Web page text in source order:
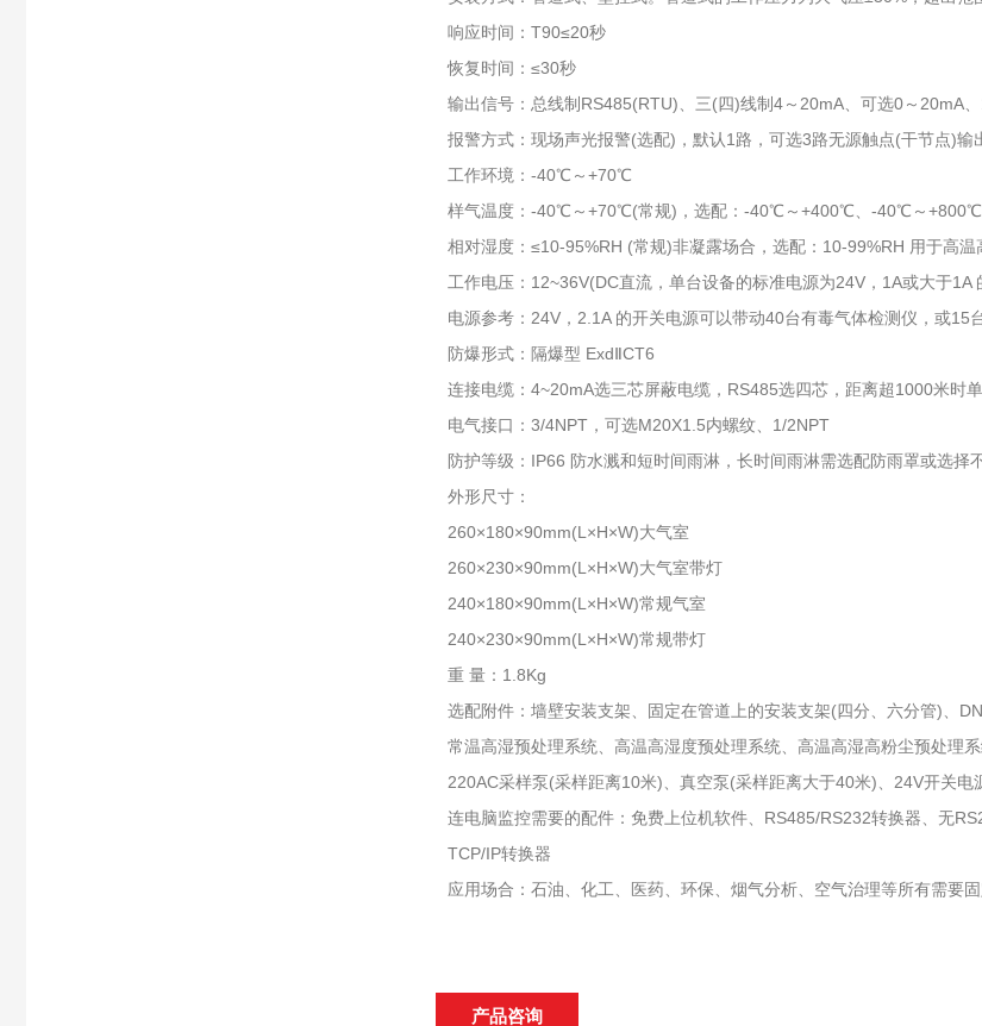
响应时间：T90≤20秒
恢复时间：≤30秒
输出信号：总线制RS485(RTU)、三(四)线制4～20mA、可选0～20mA
报警方式：现场声光报警(选配)，默认1路，可选3路无源触点(干节点)输
工作环境：-40℃～+70℃
样气温度：-40℃～+70℃(常规)，选配：-40℃～+400℃、-40℃～
相对湿度：≤10-95%RH (常规)非凝露场合，选配：10-99%RH 用于高
工作电压：12~36V(DC直流，单台设备的标准电源为24V，1A或大于1A
电源参考：24V，2.1A 的开关电源可以带动40台有毒气体检测仪，或15
防爆形式：隔爆型 ExdⅡCT6
连接电缆：4~20mA选三芯屏蔽电缆，RS485选四芯，距离超1000米时
电气接口：3/4NPT，可选M20X1.5内螺纹、1/2NPT
防护等级：IP66 防水溅和短时间雨淋，长时间雨淋需选配防雨罩或选择
外形尺寸：
260×180×90mm(L×H×W)大气室
260×230×90mm(L×H×W)大气室带灯
240×180×90mm(L×H×W)常规气室
240×230×90mm(L×H×W)常规带灯
重 量：1.8Kg
选配附件：墙壁安装支架、固定在管道上的安装支架(四分、六分管)、
常温高湿预处理系统、高温高湿度预处理系统、高温高湿高粉尘预处理
220AC采样泵(采样距离10米)、真空泵(采样距离大于40米)、24V开关电
连电脑监控需要的配件：免费上位机软件、RS485/RS232转换器、无
TCP/IP转换器
应用场合：石油、化工、医药、环保、烟气分析、空气治理等所有需要
产品咨询